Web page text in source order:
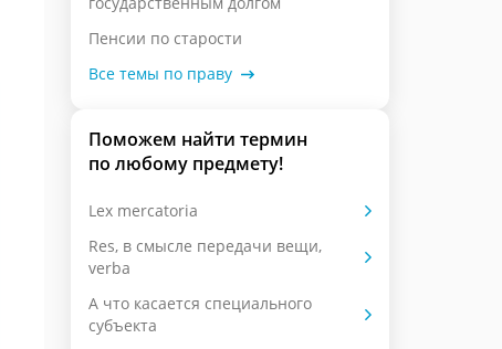
Пенсии по старости
Все темы по праву
Поможем найти термин
по любому предмету!
Lex mercatoria
Res, в смысле передачи вещи,
verba
А что касается специального
субъекта